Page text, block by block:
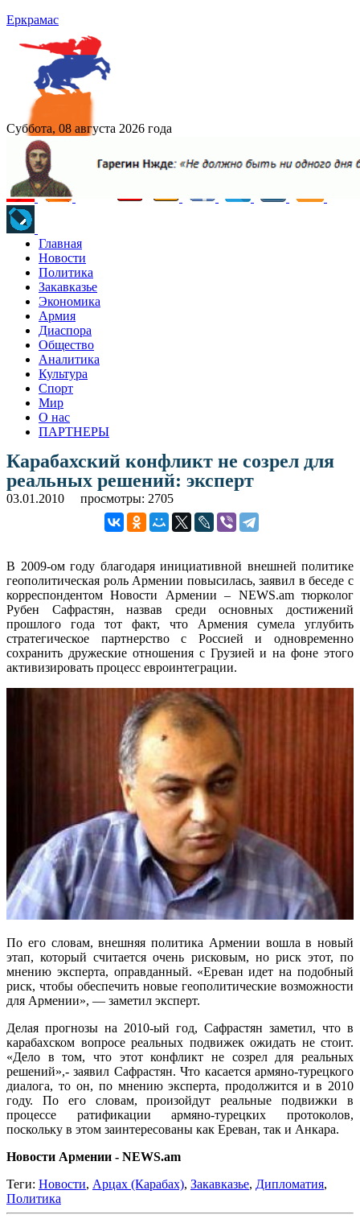
Еркрамас
Суббота, 08 августа 2026 года
Главная
Новости
Политика
Закавказье
Экономика
Армия
Диаспора
Общество
Аналитика
Культура
Спорт
Мир
О нас
ПАРТНЕРЫ
Карабахский конфликт не созрел для
реальных решений: эксперт
03.01.2010 просмотры: 2705
В 2009-ом году благодаря инициативной внешней политике
геополитическая роль Армении повысилась, заявил в беседе с
корреспондентом Новости Армении – NEWS.am тюрколог
Рубен Сафрастян, назвав среди основных достижений
прошлого года тот факт, что Армения сумела углубить
стратегическое партнерство с Россией и одновременно
сохранить дружеские отношения с Грузией и на фоне этого
активизировать процесс евроинтеграции.
По его словам, внешняя политика Армении вошла в новый
этап, который считается очень рисковым, но риск этот, по
мнению эксперта, оправданный. «Ереван идет на подобный
риск, чтобы обеспечить новые геополитические возможности
для Армении», — заметил эксперт.
Делая прогнозы на 2010-ый год, Сафрастян заметил, что в
карабахском вопросе реальных подвижек ожидать не стоит.
«Дело в том, что этот конфликт не созрел для реальных
решений»,- заявил Сафрастян. Что касается армяно-турецкого
диалога, то он, по мнению эксперта, продолжится и в 2010
году. По его словам, произойдут реальные подвижки в
процессе ратификации армяно-турецких протоколов,
поскольку в этом заинтересованы как Ереван, так и Анкара.
Новости Армении - NEWS.am
Теги: Новости, Арцах (Карабах), Закавказье, Дипломатия,
Политика